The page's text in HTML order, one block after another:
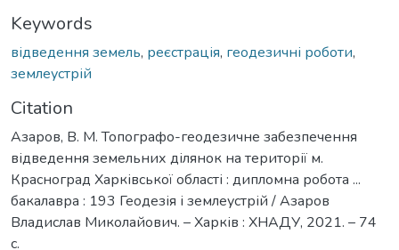
Keywords
відведення земель, реєстрація, геодезичні роботи,
землеустрій
Citation
Азаров, В. М. Топографо-геодезичне забезпечення
відведення земельних ділянок на території м.
Красноград Харківської області : дипломна робота ...
бакалавра : 193 Геодезія і землеустрій / Азаров
Владислав Миколайович. – Харків : ХНАДУ, 2021. – 74
с.